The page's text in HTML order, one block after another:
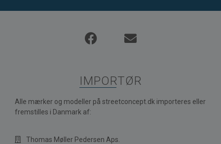
IMPORTØR
Alle mærker og modeller på streetconcept.dk importeres eller
fremstilles i Danmark af:
Thomas Møller Pedersen Aps.